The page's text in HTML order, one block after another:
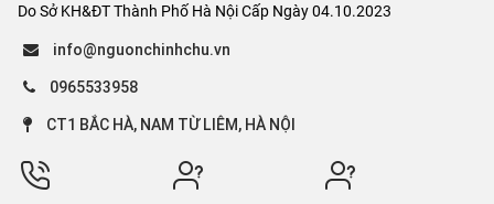
Do Sở KH&ĐT Thành Phố Hà Nội Cấp Ngày 04.10.2023
info@nguonchinhchu.vn
0965533958
CT1 BẮC HÀ, NAM TỪ LIÊM, HÀ NỘI